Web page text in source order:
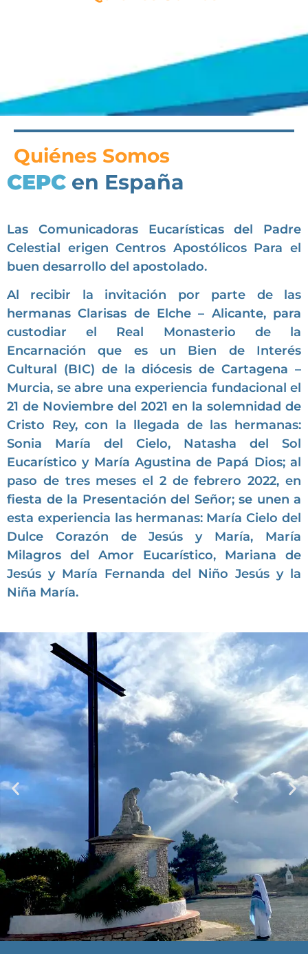
Quiénes Somos
CEPC en España
Las Comunicadoras Eucarísticas del Padre
Celestial erigen Centros Apostólicos Para el
buen desarrollo del apostolado.
Al recibir la invitación por parte de las
hermanas Clarisas de Elche – Alicante, para
custodiar el Real Monasterio de la
Encarnación que es un Bien de Interés
Cultural (BIC) de la diócesis de Cartagena –
Murcia, se abre una experiencia fundacional el
21 de Noviembre del 2021 en la solemnidad de
Cristo Rey, con la llegada de las hermanas:
Sonia María del Cielo, Natasha del Sol
Eucarístico y María Agustina de Papá Dios; al
paso de tres meses el 2 de febrero 2022, en
fiesta de la Presentación del Señor; se unen a
esta experiencia las hermanas: María Cielo del
Dulce Corazón de Jesús y María, María
Milagros del Amor Eucarístico, Mariana de
Jesús y María Fernanda del Niño Jesús y la
Niña María.